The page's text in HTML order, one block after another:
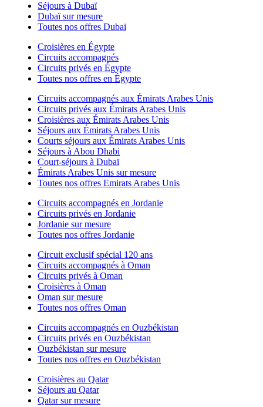
Séjours à Dubaï
Dubaï sur mesure
Toutes nos offres Dubai
Croisières en Égypte
Circuits accompagnés
Circuits privés en Égypte
Toutes nos offres en Égypte
Circuits accompagnés aux Émirats Arabes Unis
Circuits privés aux Émirats Arabes Unis
Croisières aux Émirats Arabes Unis
Séjours aux Émirats Arabes Unis
Courts séjours aux Émirats Arabes Unis
Séjours à Abou Dhabi
Court-séjours à Dubaï
Émirats Arabes Unis sur mesure
Toutes nos offres Emirats Arabes Unis
Circuits accompagnés en Jordanie
Circuits privés en Jordanie
Jordanie sur mesure
Toutes nos offres Jordanie
Circuit exclusif spécial 120 ans
Circuits accompagnés à Oman
Circuits privés à Oman
Croisières à Oman
Oman sur mesure
Toutes nos offres Oman
Circuits accompagnés en Ouzbékistan
Circuits privés en Ouzbékistan
Ouzbékistan sur mesure
Toutes nos offres en Ouzbékistan
Croisières au Qatar
Séjours au Qatar
Qatar sur mesure